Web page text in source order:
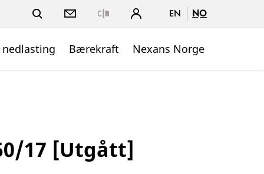
EN NO
Bærekraft Nexans Norge
17 [Utgått]